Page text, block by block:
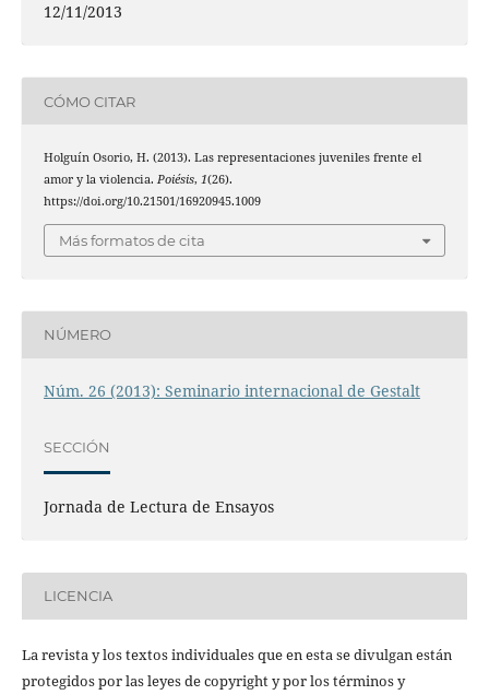
12/11/2013
CÓMO CITAR
Holguín Osorio, H. (2013). Las representaciones juveniles frente el
amor y la violencia. Poiésis, 1(26).
https://doi.org/10.21501/16920945.1009
Más formatos de cita
NÚMERO
Núm. 26 (2013): Seminario internacional de Gestalt
SECCIÓN
Jornada de Lectura de Ensayos
LICENCIA
La revista y los textos individuales que en esta se divulgan están
protegidos por las leyes de copyright y por los términos y